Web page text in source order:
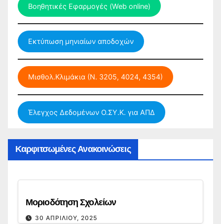
Βοηθητικές Εφαρμογές (Web online)
Εκτύπωση μηνιαίων αποδοχών
Μισθολ.Κλιμάκια (Ν. 3205, 4024, 4354)
Έλεγχος Δεδομένων Ο.ΣΥ.Κ. για ΑΠΔ
Καρφιτσωμένες Ανακοινώσεις
Μοριοδότηση Σχολείων
30 ΑΠΡΙΛΊΟΥ, 2025